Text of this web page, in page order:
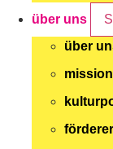
über uns
über
mission
förderer